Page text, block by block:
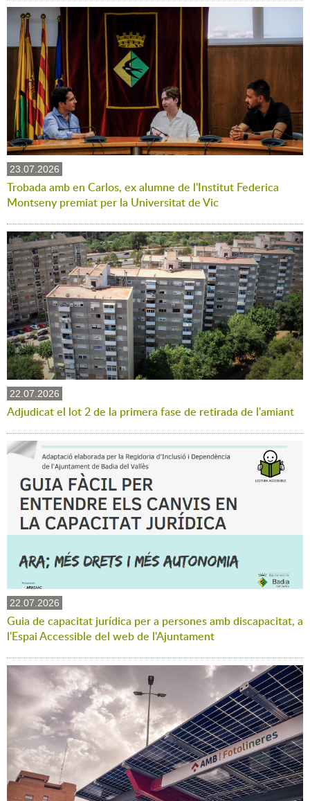
23.07.2026
Trobada amb en Carlos, ex alumne de l'Institut Federica
Montseny premiat per la Universitat de Vic
22.07.2026
Adjudicat el lot 2 de la primera fase de retirada de l'amiant
22.07.2026
Guia de capacitat jurídica per a persones amb discapacitat, a
l'Espai Accessible del web de l'Ajuntament